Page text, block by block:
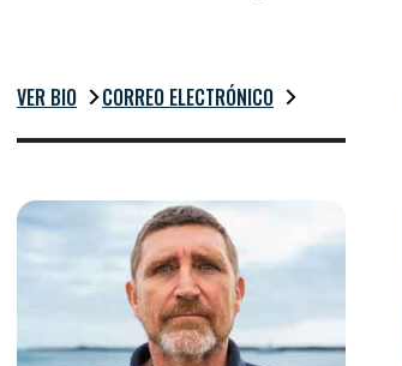
VER BIO CORREO ELECTRÓNICO